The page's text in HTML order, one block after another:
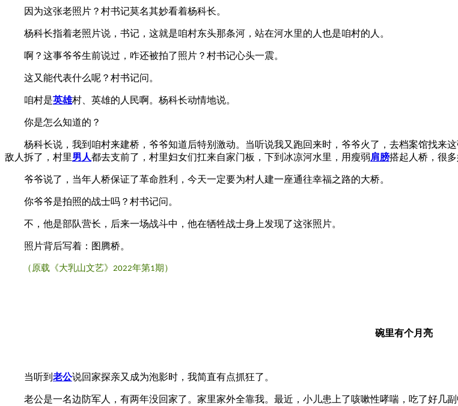
因为这张老照片？村书记莫名其妙看着杨科长。
杨科长指着老照片说，书记，这就是咱村东头那条河，站在河水里的人也是咱村的人。
啊？这事爷爷生前说过，咋还被拍了照片？村书记心头一震。
这又能代表什么呢？村书记问。
咱村是英雄村、英雄的人民啊。杨科长动情地说。
你是怎么知道的？
杨科长说，我到咱村来建桥，爷爷知道后特别激动。当听说我又跑回来时，爷爷火了，去档案馆找来
敌人拆了，村里男人都去支前了，村里妇女们扛来自家门板，下到冰凉河水里，用瘦弱肩膀搭起人桥，很
爷爷说了，当年人桥保证了革命胜利，今天一定要为村人建一座通往幸福之路的大桥。
你爷爷是拍照的战士吗？村书记问。
不，他是部队营长，后来一场战斗中，他在牺牲战士身上发现了这张照片。
照片背后写着：图腾桥。
（原载《大乳山文艺》 2022年第1期）
碗里有个月亮
当听到 老公说回家探亲又成为泡影时，我简直有点抓狂了。
老公是一名边防军人，有两年没回家了。家里家外全靠我。最近，小儿患上了咳嗽性哮喘，吃了好几